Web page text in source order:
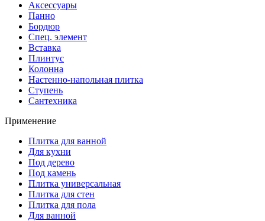
Аксессуары
Панно
Бордюр
Спец. элемент
Вставка
Плинтус
Колонна
Настенно-напольная плитка
Ступень
Сантехника
Применение
Плитка для ванной
Для кухни
Под дерево
Под камень
Плитка универсальная
Плитка для стен
Плитка для пола
Для ванной